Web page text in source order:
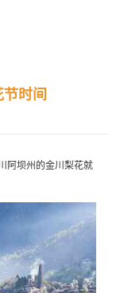
时间
阿坝州的金川梨花就